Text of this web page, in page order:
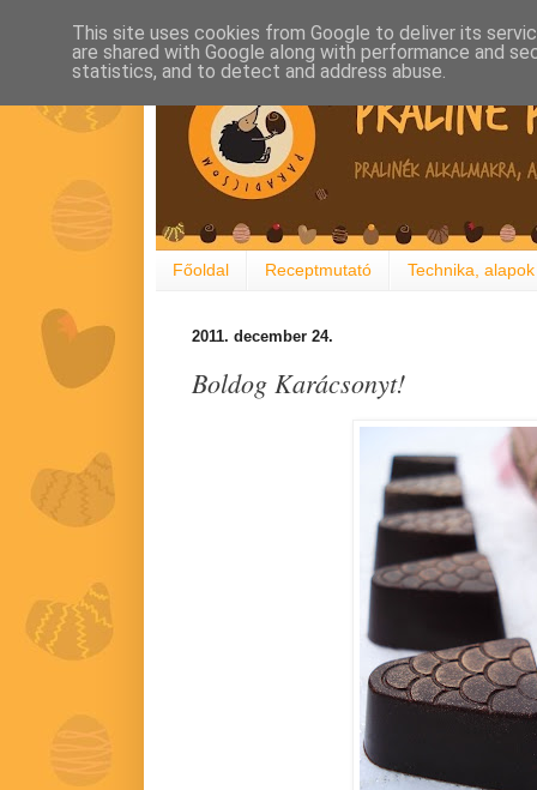
Főoldal Receptmutató Technika, alapok
2011. december 24.
Boldog Karácsonyt!
This site uses cookies from Google to deliver its
are shared with Google along with performance and
statistics, and to detect and address abuse.